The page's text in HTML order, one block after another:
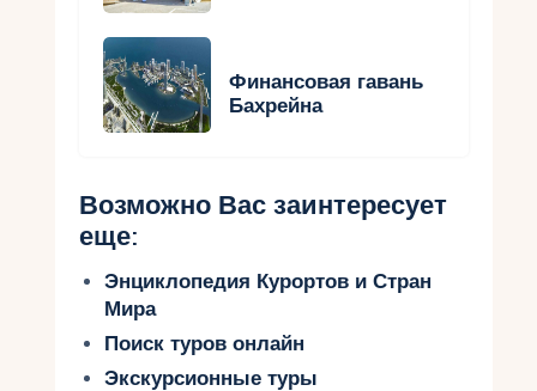
Финансовая гавань
Бахрейна
Возможно Вас заинтересует
еще:
Энциклопедия Курортов и Стран
Мира
Поиск туров онлайн
Экскурсионные туры